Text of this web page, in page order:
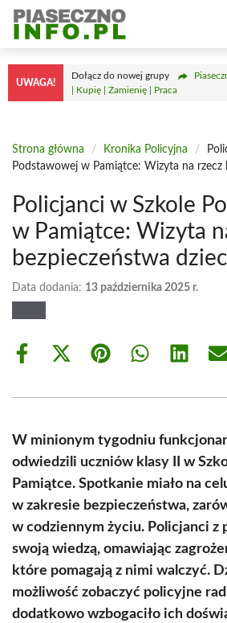
Przejdź
treści
UWAGA!
Dołącz do nowej grupy
| Kupię | Zamienię | Praca
Strona główna / Kronika Policyjna /
Podstawowej w Pamiątce: Wizyta na rzecz
Policjanci w Szkole
w Pamiątce: Wizyta
bezpieczeństwa
Data dodania: 13 października 2025 r.
Share
Share
(Twitter)
Share Share Share
W minionym tygodniu
odwiedzili uczniów klasy II w
Pamiątce. Spotkanie miało na
w zakresie bezpieczeństwa,
w codziennym życiu. Policjanci z
swoją wiedzą, omawiając
które pomagają z nimi walczyć.
możliwość zobaczyć policyjne
dodatkowo wzbogaciło ich